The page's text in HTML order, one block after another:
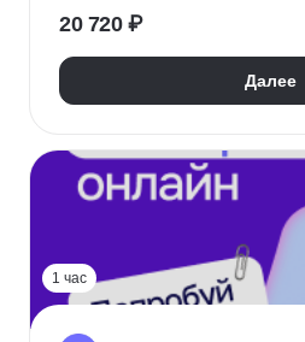
20 720 ₽
Далее
1 час